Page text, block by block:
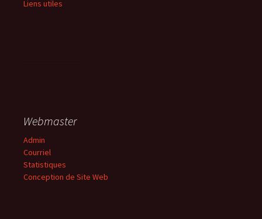
Liens utiles
Webmaster
Admin
Courriel
Statistiques
Conception de Site Web